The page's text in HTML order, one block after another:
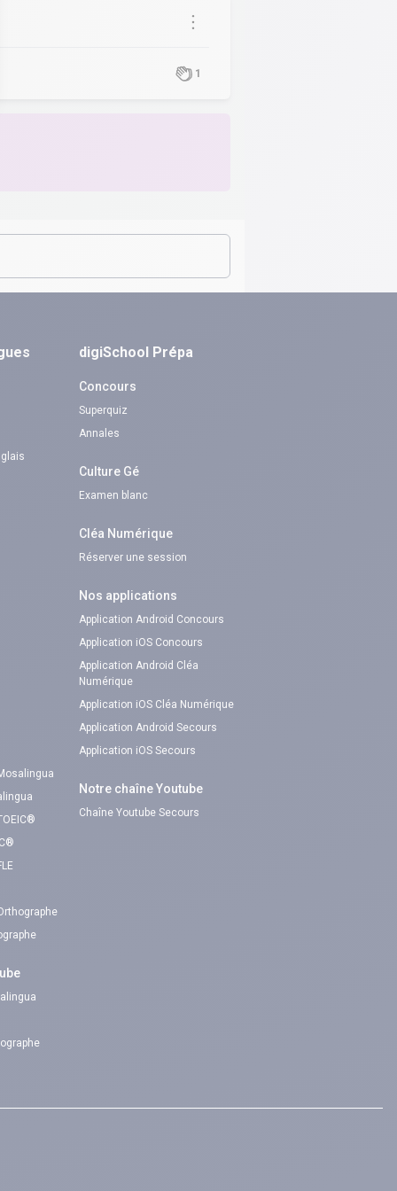
1
digiSchool Prépa
Concours
Superquiz
Annales
Culture Gé
Examen blanc
Cléa Numérique
Réserver une session
Nos applications
Application Android Concours
Application iOS Concours
Application Android Cléa
Numérique
Application iOS Cléa Numérique
Application Android Secours
Application iOS Secours
Notre chaîne Youtube
Chaîne Youtube Secours